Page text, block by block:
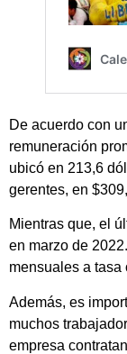
De acuerdo con
remuneración
ubicó en 213,6
gerentes, en
Mientras que, el
en marzo de
mensuales a tasa
Además, es
muchos
empresa